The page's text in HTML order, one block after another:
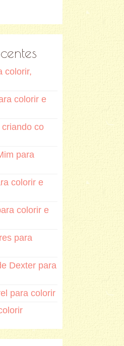
colorir,
colorir e
co
para
colorir e
colorir e
para
Dexter para
para colorir